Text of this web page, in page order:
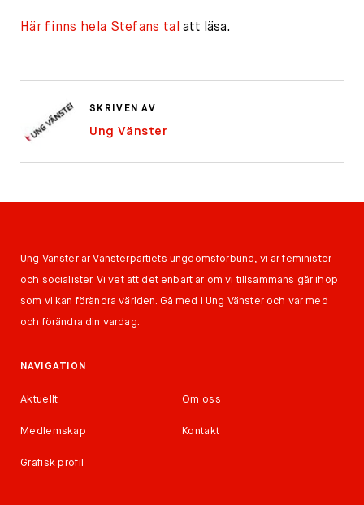
Här finns hela Stefans talatt läsa.
SKRIVEN AV
Ung Vänster
Ung Vänster är Vänsterpartiets ungdomsförbund, vi är feminister
och socialister. Vi vet att det enbart är om vi tillsammans går ihop
som vi kan förändra världen. Gå med i Ung Vänster och var med
och förändra din vardag.
NAVIGATION
Aktuellt Om oss
Medlemskap Kontakt
Grafisk profil